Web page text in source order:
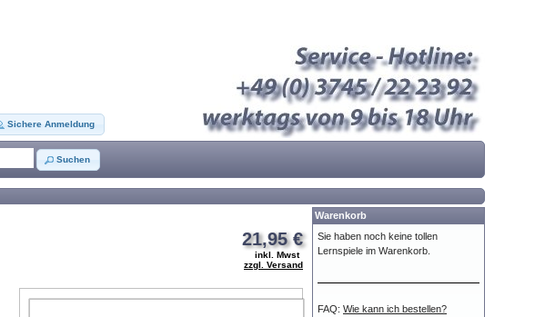
Sichere Anmeldung
Suchen
21,95 €
inkl. Mwst
zzgl. Versand
Warenkorb
Sie haben noch keine tollen
Lernspiele im Warenkorb.
FAQ: Wie kann ich bestellen?